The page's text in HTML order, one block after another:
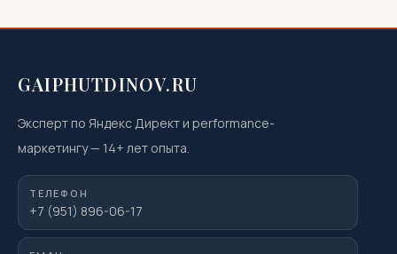
GAIPHUTDINOV.RU
Эксперт по Яндекс Директ и performance-
маркетингу— 14+ лет опыта.
ТЕЛЕФОН
+7 (951) 896-06-17